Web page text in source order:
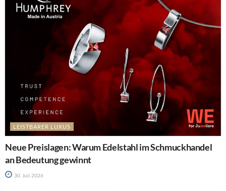
LEISTBARER LUXUS
Neue Preislagen: Warum Edelstahl im Schmuckhandel
an Bedeutung gewinnt
30. Juli 2026